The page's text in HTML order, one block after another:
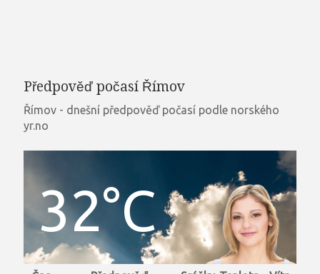
Předpověď počasí Římov
Římov - dnešní předpověď počasí podle norského
yr.no
32°C